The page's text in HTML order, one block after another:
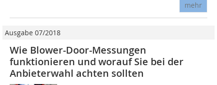
mehr
Ausgabe 07/2018
Wie Blower-Door-Messungen
funktionieren und worauf Sie bei der
Anbieterwahl achten sollten